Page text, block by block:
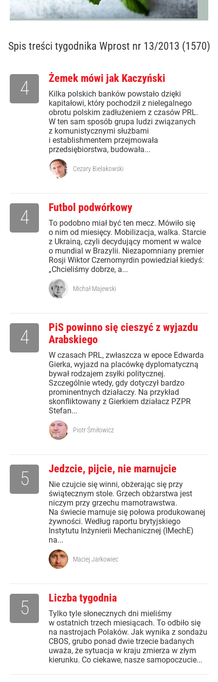
Spis treści tygodnika Wprost nr 13/2013 (1570)
Żemek mówi jak Kaczyński
Kilka polskich banków powstało dzięki
kapitałowi, który pochodził z nielegalnego
obrotu polskim zadłużeniem z czasów PRL.
W ten sam sposób grupa ludzi związanych
z komunistycznymi służbami
i establishmentem przejmowała
przedsiębiorstwa, budowała...
4
Cezary Bielakowski
Futbol podwórkowy
To podobno miał być ten mecz. Mówiło się
o nim od miesięcy. Mobilizacja, walka. Starcie
z Ukrainą, czyli decydujący moment w walce
o mundial w Brazylii. Niezapomniany premier
Rosji Wiktor Czernomyrdin powiedział kiedyś:
„Chcieliśmy dobrze, a...
4
Michał Majewski
PiS powinno się cieszyć z wyjazdu
Arabskiego
W czasach PRL, zwłaszcza w epoce Edwarda
Gierka, wyjazd na placówkę dyplomatyczną
bywał rodzajem zsyłki politycznej.
Szczególnie wtedy, gdy dotyczył bardzo
prominentnych działaczy. Na przykład
skonfliktowany z Gierkiem działacz PZPR
Stefan...
4
Piotr Śmiłowicz
Jedzcie, pijcie, nie marnujcie
Nie czujcie się winni, obżerając się przy
świątecznym stole. Grzech obżarstwa jest
niczym przy grzechu marnotrawstwa.
Na świecie marnuje się połowa produkowanej
żywności. Według raportu brytyjskiego
Instytutu Inżynierii Mechanicznej (IMechE)
na...
5
Maciej Jarkowiec
Liczba tygodnia
Tylko tyle słonecznych dni mieliśmy
w ostatnich trzech miesiącach. To odbiło się
na nastrojach Polaków. Jak wynika z sondażu
CBOS, grubo ponad dwie trzecie badanych
uważa, że sytuacja w kraju zmierza w złym
kierunku. Co ciekawe, nasze samopoczucie...
5